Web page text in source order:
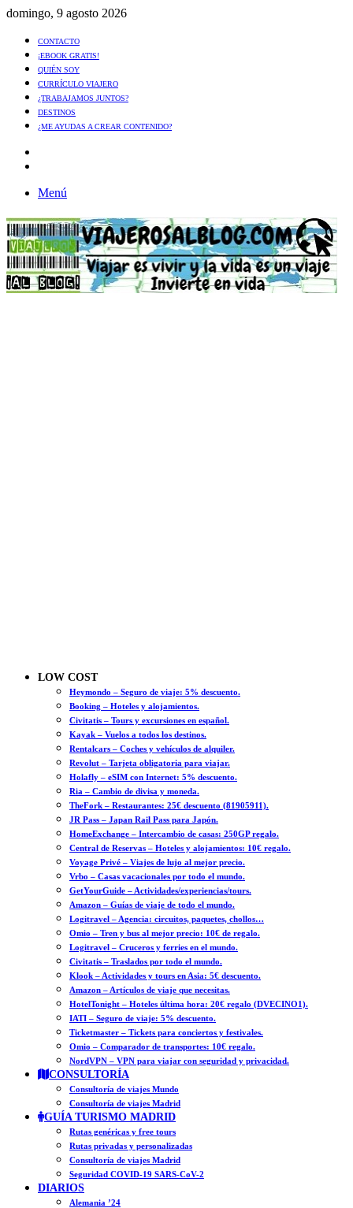
domingo, 9 agosto 2026
CONTACTO
¡EBOOK GRATIS!
QUIÉN SOY
CURRÍCULO VIAJERO
¿TRABAJAMOS JUNTOS?
DESTINOS
¿ME AYUDAS A CREAR CONTENIDO?
Menú
LOW COST
Heymondo – Seguro de viaje: 5% descuento.
Booking – Hoteles y alojamientos.
Civitatis – Tours y excursiones en español.
Kayak – Vuelos a todos los destinos.
Rentalcars – Coches y vehículos de alquiler.
Revolut – Tarjeta obligatoria para viajar.
Holafly – eSIM con Internet: 5% descuento.
Ria – Cambio de divisa y moneda.
TheFork – Restaurantes: 25€ descuento (81905911).
JR Pass – Japan Rail Pass para Japón.
HomeExchange – Intercambio de casas: 250GP regalo.
Central de Reservas – Hoteles y alojamientos: 10€ regalo.
Voyage Privé – Viajes de lujo al mejor precio.
Vrbo – Casas vacacionales por todo el mundo.
GetYourGuide – Actividades/experiencias/tours.
Amazon – Guías de viaje de todo el mundo.
Logitravel – Agencia: circuitos, paquetes, chollos…
Omio – Tren y bus al mejor precio: 10€ de regalo.
Logitravel – Cruceros y ferries en el mundo.
Civitatis – Traslados por todo el mundo.
Klook – Actividades y tours en Asia: 5€ descuento.
Amazon – Artículos de viaje que necesitas.
HotelTonight – Hoteles última hora: 20€ regalo (DVECINO1).
IATI – Seguro de viaje: 5% descuento.
Ticketmaster – Tickets para conciertos y festivales.
Omio – Comparador de transportes: 10€ regalo.
NordVPN – VPN para viajar con seguridad y privacidad.
CONSULTORÍA
Consultoría de viajes Mundo
Consultoría de viajes Madrid
GUÍA TURISMO MADRID
Rutas genéricas y free tours
Rutas privadas y personalizadas
Consultoría de viajes Madrid
Seguridad COVID-19 SARS-CoV-2
DIARIOS
Alemania ’24